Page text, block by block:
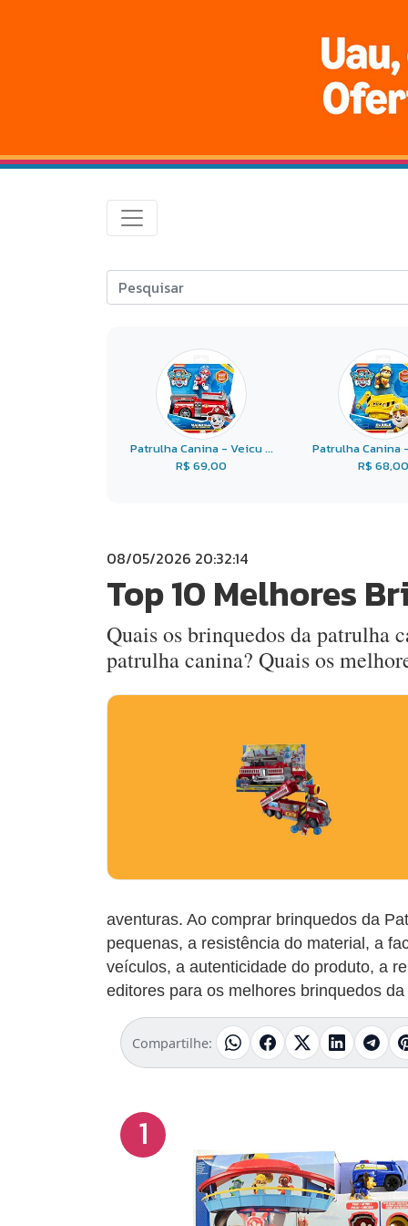
Patrulha Canina - Veicu ...
R$ 69,00
Patrulha Canina
R$ 68,00
08/05/2026 20:32:14
Top 10 Melhores
Quais os brinquedos da patrulha
patrulha canina? Quais os
aventuras. Ao comprar brinquedos da
pequenas, a resistência do material, a
veículos, a autenticidade do produto, a
editores para os melhores brinquedos
Compartilhe:
1